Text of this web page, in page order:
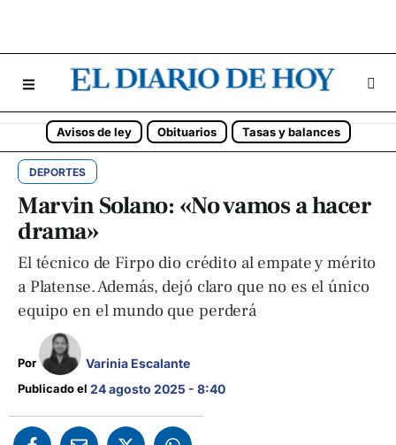
Avisos de ley Obituarios Tasas y balances
DEPORTES
Marvin Solano: «No vamos a hacer
drama»
El técnico de Firpo dio crédito al empate y mérito
a Platense. Además, dejó claro que no es el único
equipo en el mundo que perderá
Por Varinia Escalante
Publicado el 24 agosto 2025 - 8:40